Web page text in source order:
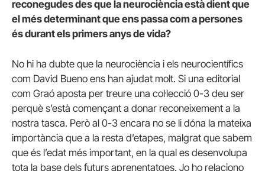
reconegudes des que la neurociència està dient que
el més determinant que ens passa com a persones
és durant els primers anys de vida?
No hi ha dubte que la neurociència i els neurocientífics
com David Bueno ens han ajudat molt. Si una editorial
com Graó aposta per treure una col·lecció 0-3 deu ser
perquè s’està començant a donar reconeixement a la
nostra tasca. Però al 0-3 encara no se li dóna la mateixa
importància que a la resta d’etapes, malgrat que sabem
que és l’edat més important, en la qual es desenvolupa
tota la base dels futurs aprenentatges. Jo ho relaciono